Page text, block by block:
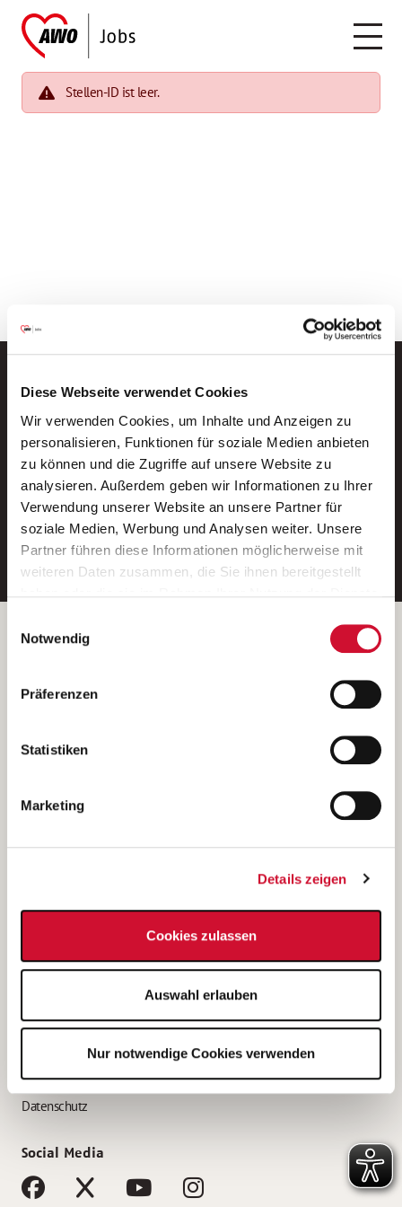
Diese Webseite verwendet Cookies
Wir verwenden Cookies, um Inhalte und Anzeigen zu
personalisieren, Funktionen für soziale Medien anbieten
zu können und die Zugriffe auf unsere Website zu
analysieren. Außerdem geben wir Informationen zu Ihrer
Verwendung unserer Website an unsere Partner für
soziale Medien, Werbung und Analysen weiter. Unsere
Partner führen diese Informationen möglicherweise mit
weiteren Daten zusammen, die Sie ihnen bereitgestellt
Wenn Sie auf „Cookies zulassen“ klicken, so stimmen
Sie der Speicherung sämtlicher Cookies zu. Sie können
Ihre Einwilligung selbstverständlich jederzeit widerrufen,
indem Sie die Cookie-Einstellungen aufrufen und diese
unsererDatenschutzerklärung
Notwendig
Präferenzen
Statistiken
Marketing
Details zeigen
Cookies zulassen
Auswahl erlauben
Nur notwendige Cookies verwenden
Stellen-ID ist leer.
Neue Stellen per E-Mail.
Ein kostenloser Service von AWO
Jobs.
E-Mail-Adresse eintragen
Betreiber der Webseite
Kantstraße 45a
(Ein Tochterunternehmen des AWO Bezirksverbandes Unterfranken
e.V.)
Bewerbung als Altenpflegehelfer*in
Bewerbung als Erzieher*in
AWO Gliederungen nach Bundesland
Impressum
Datenschutz
Social Media